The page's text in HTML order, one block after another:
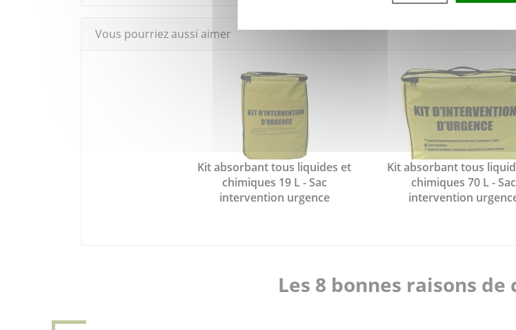
Vous pourriez aussi aimer
Kit absorbant tous liquides et
chimiques 19 L - Sac
intervention urgence
Kit absorbant tous
chimiques 70 L - Sac
intervention
Les 8 bonnes raisons de